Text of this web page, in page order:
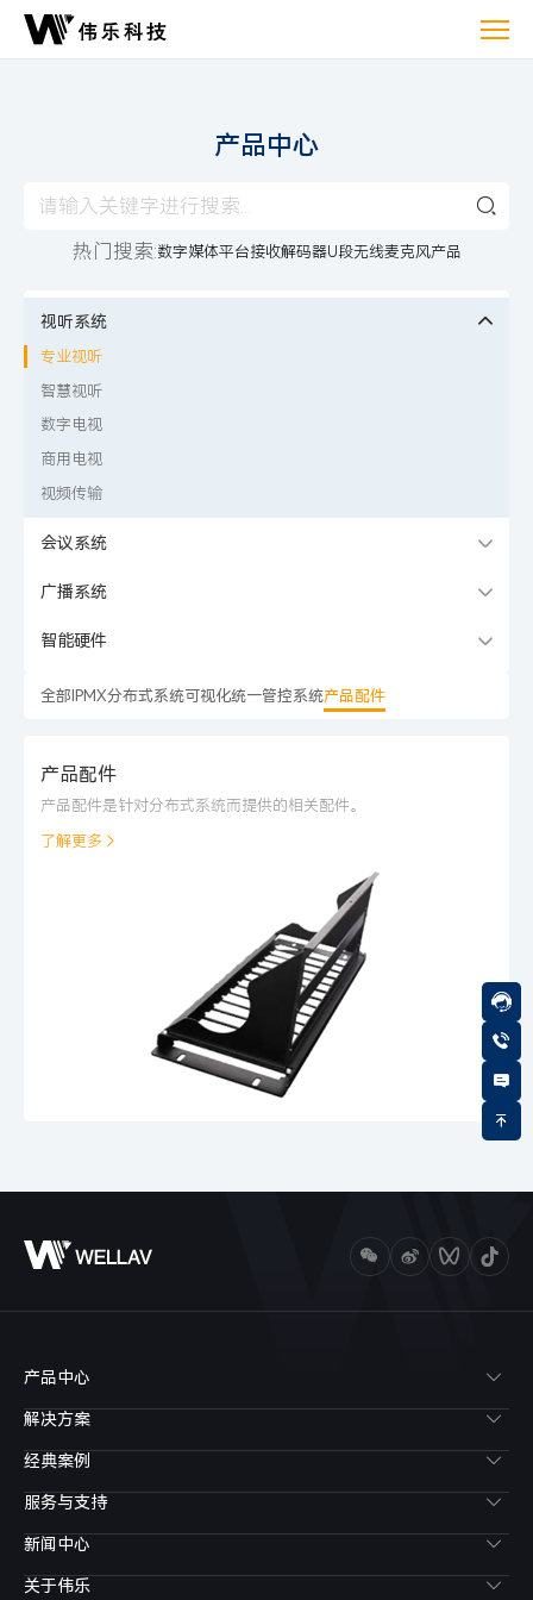
产品中心
热门搜索:数字媒体平台接收解码器U段无线麦克风产品
视听系统
专业视听
智慧视听
数字电视
商用电视
视频传输
会议系统
广播系统
智能硬件
全部 IPMX分布式系统可视化统一管控系统产品配件
产品配件
产品配件是针对分布式系统而提供的相关配件。
了解更多
产品中心
解决方案
经典案例
服务与支持
新闻中心
关于伟乐